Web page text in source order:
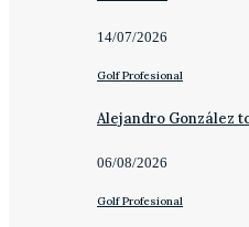
14/07/2026
Golf Profesional
Alejandro González
06/08/2026
Golf Profesional